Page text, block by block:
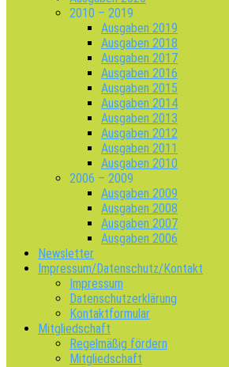
2010 – 2019
Ausgaben 2019
Ausgaben 2018
Ausgaben 2017
Ausgaben 2016
Ausgaben 2015
Ausgaben 2014
Ausgaben 2013
Ausgaben 2012
Ausgaben 2011
Ausgaben 2010
2006 – 2009
Ausgaben 2009
Ausgaben 2008
Ausgaben 2007
Ausgaben 2006
Newsletter
Impressum/Datenschutz/Kontakt
Impressum
Datenschutzerklärung
Kontaktformular
Mitgliedschaft
Regelmäßig fördern
Mitgliedschaft